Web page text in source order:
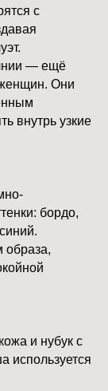
с
— ещё
Они
внутрь узкие
бордо,
образа,
и нубук с
используется